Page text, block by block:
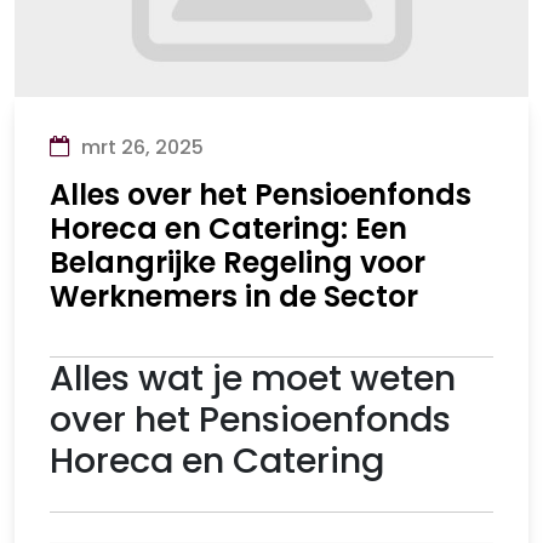
mrt 26, 2025
Alles over het Pensioenfonds
Horeca en Catering: Een
Belangrijke Regeling voor
Werknemers in de Sector
Alles wat je moet weten
over het Pensioenfonds
Horeca en Catering